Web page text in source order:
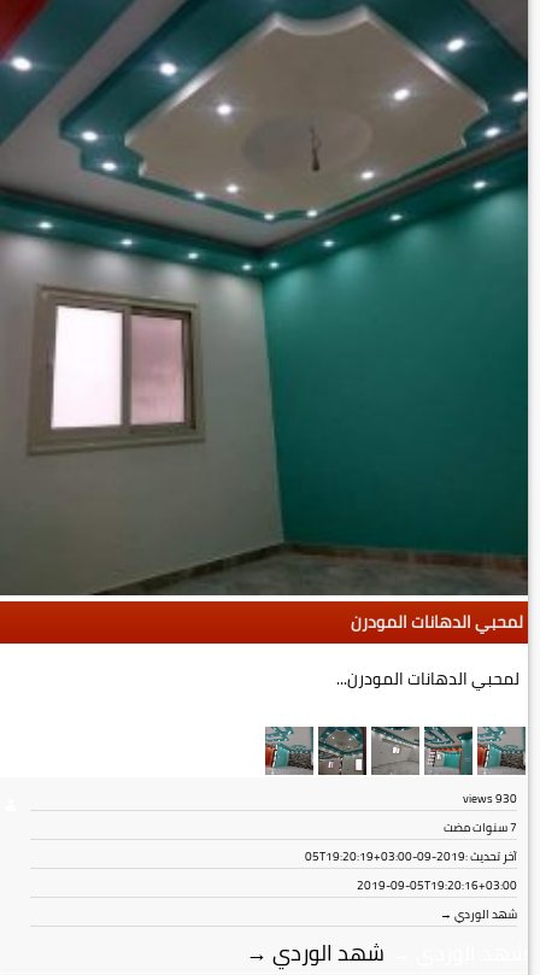
لمحبي الدهانات المودرن
لمحبي الدهانات المودرن...
930
views
7 سنوات مضت
آخر تحديث :2019-09-05T19:20:19+03:00
2019-09-05T19:20:16+03:00
شهد الوردي →
شهد الوردي →